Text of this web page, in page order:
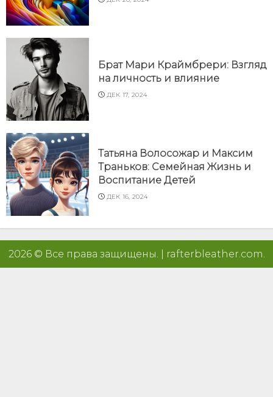
Брат Мари Краймбрери: Взгляд
на личность и влияние
ДЕК 17, 2024
Татьяна Волосожар и Максим
Траньков: Семейная Жизнь и
Воспитание Детей
ДЕК 16, 2024
2026 © Все права защищены. rafterbleather.com.